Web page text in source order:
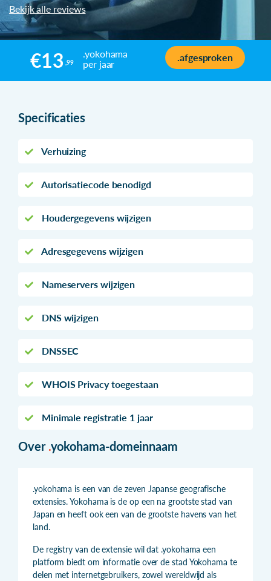
Bekijk alle reviews
€13 ,99
.yokohama
per jaar
.afgesproken
Specificaties
Verhuizing
Autorisatiecode benodigd
Houdergegevens wijzigen
Adresgegevens wijzigen
Nameservers wijzigen
DNS wijzigen
DNSSEC
WHOIS Privacy toegestaan
Minimale registratie 1 jaar
Over .yokohama-domeinnaam
.yokohama is een van de zeven Japanse geografische
extensies. Yokohama is de op een na grootste stad van
Japan en heeft ook een van de grootste havens van het
land.
De registry van de extensie wil dat .yokohama een
platform biedt om informatie over de stad Yokohama te
delen met internetgebruikers, zowel wereldwijd als